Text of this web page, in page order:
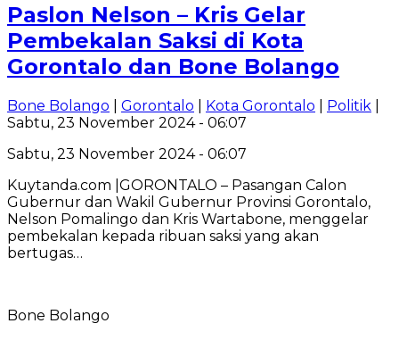
Paslon Nelson – Kris Gelar
Pembekalan Saksi di Kota
Gorontalo dan Bone Bolango
Bone Bolango Gorontalo Kota Gorontalo Politik
Sabtu, 23 November 2024 - 06:07
Sabtu, 23 November 2024 - 06:07
Kuytanda.com |GORONTALO – Pasangan Calon
Gubernur dan Wakil Gubernur Provinsi Gorontalo,
Nelson Pomalingo dan Kris Wartabone, menggelar
pembekalan kepada ribuan saksi yang akan
bertugas…
Bone Bolango